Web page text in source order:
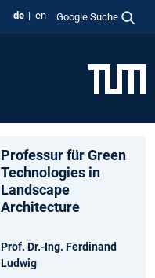
de en Google Suche
Professur für Green
Technologies in
Landscape
Architecture
Prof. Dr.-Ing. Ferdinand
Ludwig